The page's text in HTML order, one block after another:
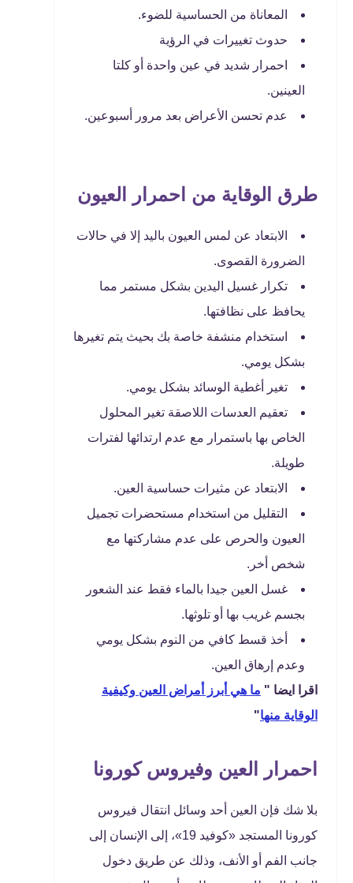
المعاناة من الحساسية للضوء.
حدوث تغييرات في الرؤية
احمرار شديد في عين واحدة أو كلتا
العينين.
عدم تحسن الأعراض بعد مرور أسبوعين.
طرق الوقاية من احمرار العيون
الابتعاد عن لمس العيون باليد إلا في حالات
الضرورة القصوى.
تكرار غسيل اليدين بشكل مستمر مما
يحافظ على نظافتها.
استخدام منشفة خاصة بك بحيث يتم تغيرها
بشكل يومي.
تغير أغطية الوسائد بشكل يومي.
تعقيم العدسات اللاصقة تغير المحلول
الخاص بها باستمرار مع عدم ارتدائها لفترات
طويلة.
الابتعاد عن مثيرات حساسية العين.
التقليل من استخدام مستحضرات تجميل
العيون والحرص على عدم مشاركتها مع
شخص أخر.
غسل العين جيدا بالماء فقط عند الشعور
بجسم غريب بها أو تلوثها.
أخذ قسط كافي من النوم بشكل يومي
وعدم إرهاق العين.
اقرا ايضا " ما هي أبرز أمراض العين وكيفية
الوقاية منها"
احمرار العين وفيروس كورونا
بلا شك فإن العين أحد وسائل انتقال فيروس
كورونا المستجد «كوفيد 19»، إلى الإنسان إلى
جانب الفم أو الأنف، وذلك عن طريق دخول